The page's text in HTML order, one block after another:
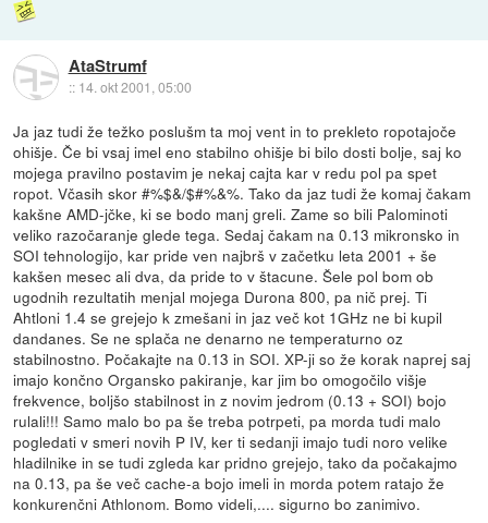
AtaStrumf
:: 14. okt 2001, 05:00
Ja jaz tudi že težko poslušm ta moj vent in to prekleto ropotajoče
ohišje. Če bi vsaj imel eno stabilno ohišje bi bilo dosti bolje, saj ko
mojega pravilno postavim je nekaj cajta kar v redu pol pa spet
ropot. Včasih skor #%$&/$#%&%. Tako da jaz tudi že komaj čakam
kakšne AMD-jčke, ki se bodo manj greli. Zame so bili Palominoti
veliko razočaranje glede tega. Sedaj čakam na 0.13 mikronsko in
SOI tehnologijo, kar pride ven najbrš v začetku leta 2001 + še
kakšen mesec ali dva, da pride to v štacune. Šele pol bom ob
ugodnih rezultatih menjal mojega Durona 800, pa nič prej. Ti
Ahtloni 1.4 se grejejo k zmešani in jaz več kot 1GHz ne bi kupil
dandanes. Se ne splača ne denarno ne temperaturno oz
stabilnostno. Počakajte na 0.13 in SOI. XP-ji so že korak naprej saj
imajo končno Organsko pakiranje, kar jim bo omogočilo višje
frekvence, boljšo stabilnost in z novim jedrom (0.13 + SOI) bojo
rulali!!! Samo malo bo pa še treba potrpeti, pa morda tudi malo
pogledati v smeri novih P IV, ker ti sedanji imajo tudi noro velike
hladilnike in se tudi zgleda kar pridno grejejo, tako da počakajmo
na 0.13, pa še več cache-a bojo imeli in morda potem ratajo že
konkurenčni Athlonom. Bomo videli,.... sigurno bo zanimivo.